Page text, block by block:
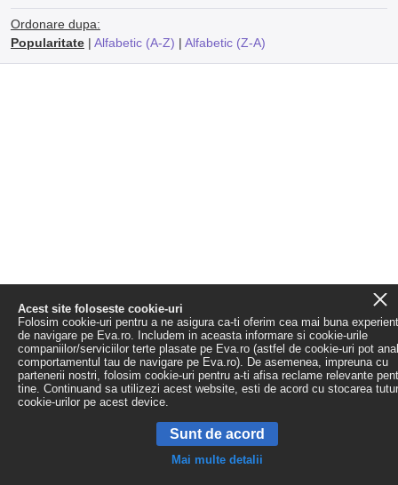
Ordonare dupa:
Popularitate| Alfabetic (A-Z) | Alfabetic (Z-A)
Acest site foloseste cookie-uri
Folosim cookie-uri pentru a ne asigura ca-ti oferim cea mai buna
de navigare pe Eva.ro. Includem in aceasta informare si cookie-urile
companiilor/serviciilor terte plasate pe Eva.ro (astfel de cookie-uri pot
comportamentul tau de navigare pe Eva.ro). De asemenea, impreuna cu
partenerii nostri, folosim cookie-uri pentru a-ti afisa reclame relevante
tine. Continuand sa utilizezi acest website, esti de acord cu stocarea
cookie-urilor pe acest device.
Sunt de acord
Mai multe detalii